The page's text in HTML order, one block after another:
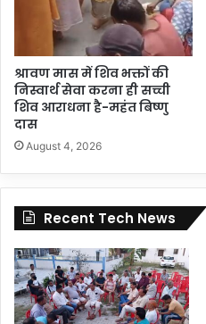
श्रावण मास में शिव भक्तों की
निस्वार्थ सेवा करना ही सच्ची
शिव आराधना है-महंत बिष्णु
दास
August 4, 2026
Recent Tech News